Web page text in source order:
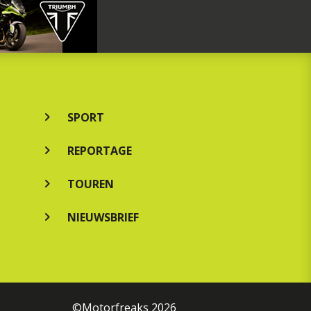
SPORT
REPORTAGE
TOUREN
NIEUWSBRIEF
©Motorfreaks 2026